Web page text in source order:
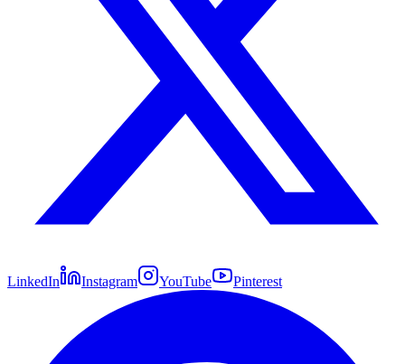
LinkedIn Instagram YouTube Pinterest